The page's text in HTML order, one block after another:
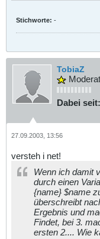
Stichworte: -
TobiaZ
Dabei seit:
27.09.2003, 13:56
versteh i net!
Wenn ich damit
durch einen
{name} $name
überschreibt
Ergebnis und
Findet, bei 3.
ersten 2.... Wie